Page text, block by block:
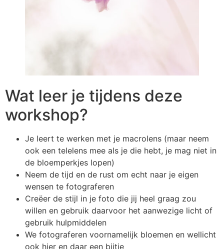
Wat leer je tijdens deze
workshop?
Je leert te werken met je macrolens (maar neem
ook een telelens mee als je die hebt, je mag niet in
de bloemperkjes lopen)
Neem de tijd en de rust om echt naar je eigen
wensen te fotograferen
Creëer de stijl in je foto die jij heel graag zou
willen en gebruik daarvoor het aanwezige licht of
gebruik hulpmiddelen
We fotograferen voornamelijk bloemen en wellicht
ook hier en daar een bijtje